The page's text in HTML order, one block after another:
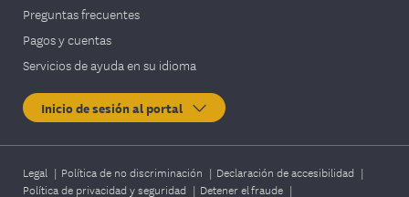
Preguntas frecuentes
Pagos y cuentas
Servicios de ayuda en su idioma
Inicio de sesión al portal
Legal | Política de no discriminación | Declaración de accesibilidad |
Política de privacidad y seguridad | Detener el fraude |